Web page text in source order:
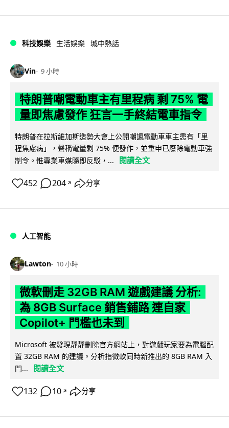
科技娛樂 生活娛樂 城中熱話
Vin 9 小時
特朗普嘲電動車主有里程病 剩 75% 電
量即焦慮發作 狂言一手終結電車指令
特朗普在拉斯維加斯造勢大會上公開嘲諷電動車車主患有「里
程焦慮病」，聲稱電量剩 75% 便發作，並重申已廢除電動車強
制令。惟專業車媒隨即反駁，...
閱讀全文
452 204 ↗ 分享
人工智能
Lawton 10 小時
微軟刪走 32GB RAM 遊戲建議 分析:
為 8GB Surface 銷售鋪路 連自家
Copilot+ 門檻也未到
Microsoft 被發現靜靜刪除官方網站上，對遊戲玩家要為電腦配
置 32GB RAM 的建議。分析指微軟同時新推出的 8GB RAM 入
門...
閱讀全文
132 10 ↗ 分享